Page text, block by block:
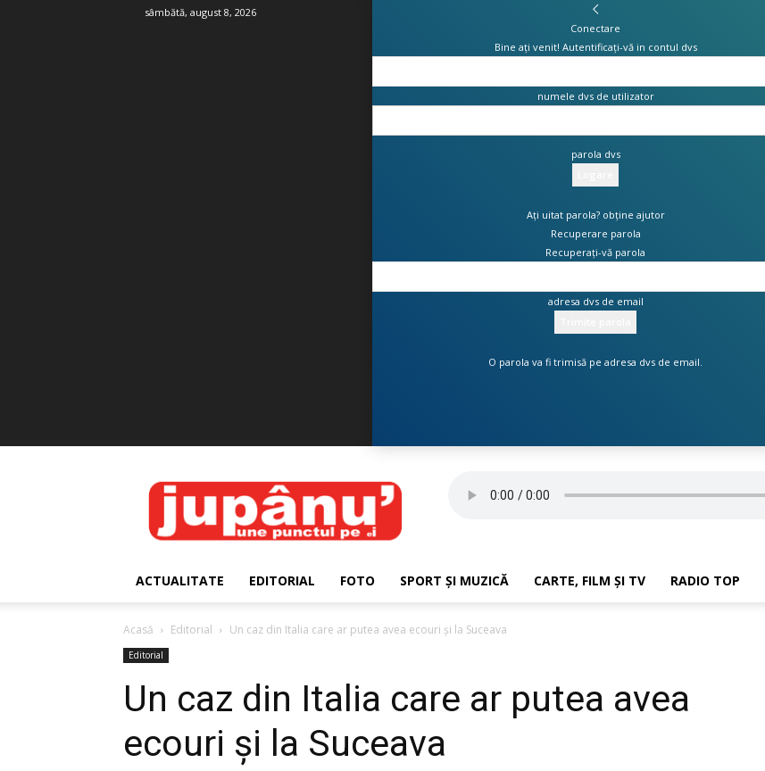
sâmbătă, august 8, 2026
Conectare
Bine ați venit! Autentificați-vă in contul dvs
numele dvs de utilizator
parola dvs
Ați uitat parola? obține ajutor
Recuperare parola
Recuperați-vă parola
adresa dvs de email
O parola va fi trimisă pe adresa dvs de email.
JUPÂNU'
ACTUALITATE EDITORIAL FOTO SPORT ȘI MUZICĂ CARTE, FILM ȘI TV RADIO TOP
Acasă Editorial Un caz din Italia care ar putea avea ecouri și la Suceava
Editorial
Un caz din Italia care ar putea avea
ecouri și la Suceava